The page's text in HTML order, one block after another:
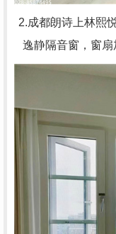
2.成都朗诗上林熙
逸静隔音窗，窗